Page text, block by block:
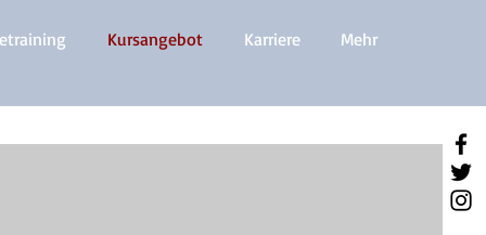
Kursangebot Karriere Mehr